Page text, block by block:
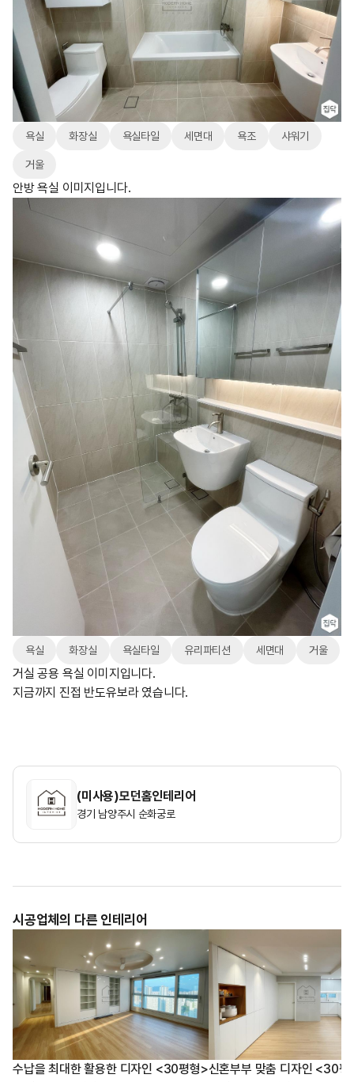
욕실 화장실 욕실타일 세면대 욕조 샤워기
거울
안방 욕실 이미지입니다.
욕실 화장실 욕실타일 유리파티션 세면대 거울
거실 공용 욕실 이미지입니다.
지금까지 진접 반도유보라 였습니다.
(미사용)모던홈인테리어
경기 남양주시 순화궁로
시공업체의 다른 인테리어
수납을 최대한 활용한 디자인 <30평형>신혼부부 맞춤 디자인 <30평